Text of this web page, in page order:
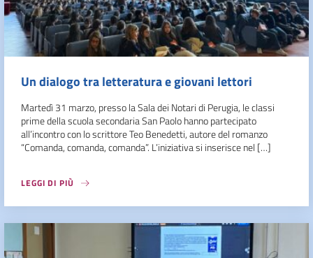
Un dialogo tra letteratura e giovani lettori
Martedì 31 marzo, presso la Sala dei Notari di Perugia, le classi
prime della scuola secondaria San Paolo hanno partecipato
all’incontro con lo scrittore Teo Benedetti, autore del romanzo
“Comanda, comanda, comanda”. L’iniziativa si inserisce nel […]
LEGGI DI PIÙ